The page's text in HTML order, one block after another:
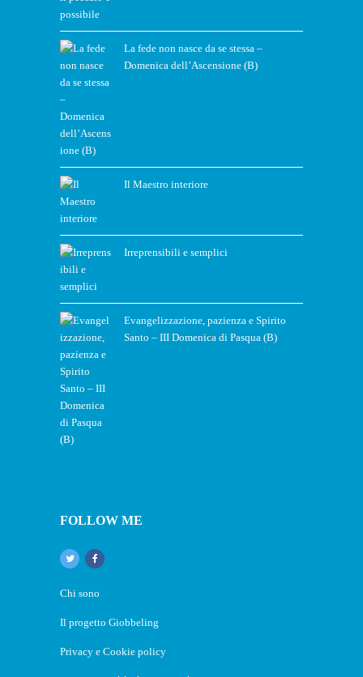
La fede non nasce da se stessa –
Domenica dell’Ascensione (B)
Il Maestro interiore
Irreprensibili e semplici
Evangelizzazione, pazienza e Spirito
Santo – III Domenica di Pasqua (B)
FOLLOW ME
Chi sono
Il progetto Giobbeling
Privacy e Cookie policy